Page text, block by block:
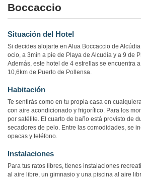
Boccaccio
Situación del Hotel
Si decides alojarte en Alua Boccaccio de
ocio, a 3min a pie de Playa de Alcudia y a 9 de
Además, este hotel de 4 estrellas se encuentra
10,6km de Puerto de Pollensa.
Habitación
Te sentirás como en tu propia casa en
con aire acondicionado y frigorífico. Para los
por satélite. El cuarto de baño está provisto de
secadores de pelo. Entre las comodidades, se
opacas y teléfono.
Instalaciones
Para tus ratos libres, tienes instalaciones
al aire libre, un gimnasio y una piscina al aire